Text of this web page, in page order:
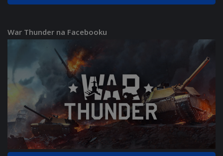
War Thunder na Facebooku